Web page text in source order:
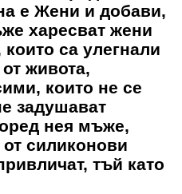
е Жени и добави,
харесват жени
които са улегнали
живота,
които не се
задушават
нея мъже,
силиконови
тъй като